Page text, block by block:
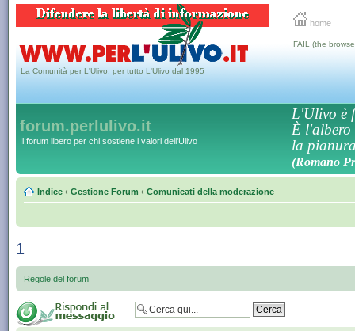
home
La Comunità per L'Ulivo, per tutto L'Ulivo dal 1995
FAIL (the
forum.perlulivo.it
Il forum libero per chi sostiene i valori dell'Ulivo
L'Ulivo è
È l'albero
la
(Romano
Indice ‹ Gestione Forum ‹ Comunicati della moderazione
1
Regole del forum